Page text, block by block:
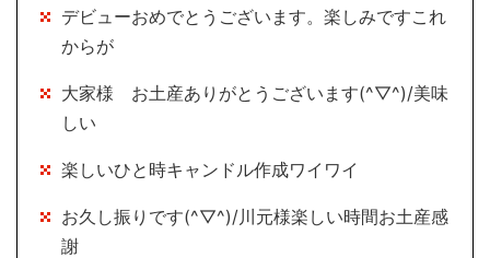
デビューおめでとうございます。楽しみですこれ
からが
大家様 お土産ありがとうございます(^▽^)/美味
しい
楽しいひと時キャンドル作成ワイワイ
お久し振りです(^▽^)/川元様楽しい時間お土産感
謝